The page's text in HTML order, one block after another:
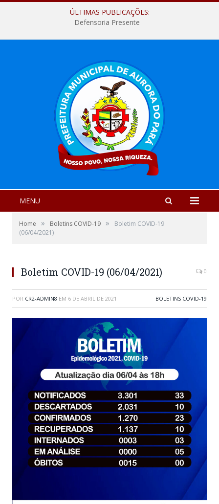
ÚLTIMAS PUBLICAÇÕES:
Defensoria Presente
MENU
Home » Boletins COVID-19 »
Boletim COVID-19
(06/04/2021)
Boletim COVID-19 (06/04/2021) 0
POR CR2-ADMIN8 EM 6 DE ABRIL DE 2021 BOLETINS COVID-19